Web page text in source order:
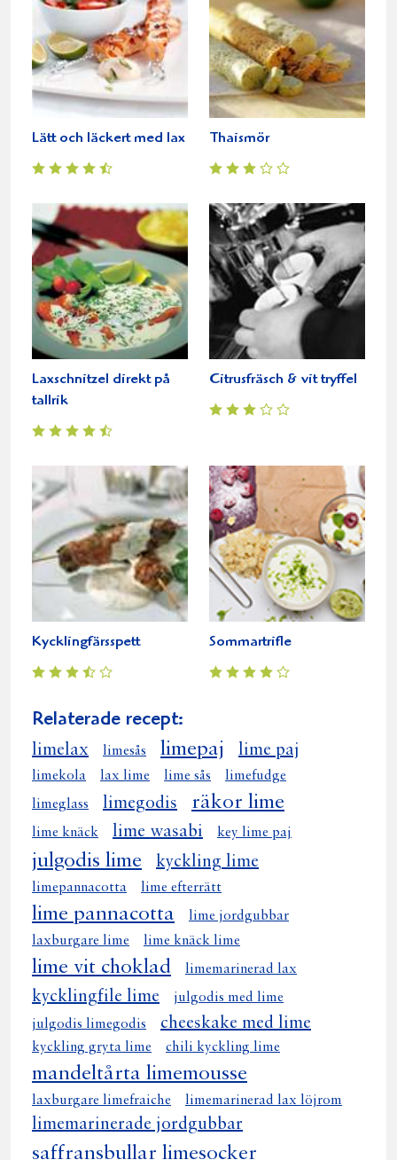
Lätt och läckert med lax Thaismör
Laxschnitzel direkt på
tallrik
Citrusfräsch & vit tryffel
Kycklingfärsspett Sommartrifle
Relaterade recept:
limelax limesås limepaj lime paj
limekola lax lime lime sås
limefudge
limeglass
limegodis räkor lime
lime knäck lime wasabi key lime paj
julgodis lime kyckling lime
limepannacotta lime efterrätt
lime pannacotta
lime jordgubbar
laxburgare lime
lime knäck lime
lime vit choklad limemarinerad lax
kycklingfile lime
julgodis med lime
julgodis limegodis
cheeskake med lime
kyckling gryta lime chili kyckling lime
mandeltårta limemousse
laxburgare limefraiche limemarinerad lax löjrom
limemarinerade jordgubbar
saffransbullar limesocker